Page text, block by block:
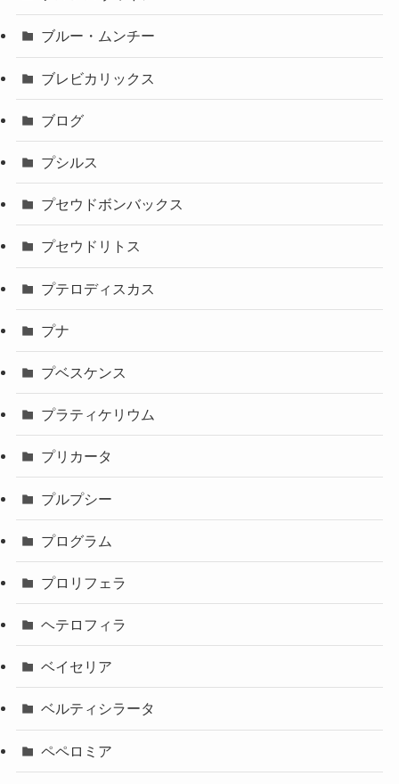
ブルー・ムンチー
ブレビカリックス
ブログ
プシルス
プセウドボンバックス
プセウドリトス
プテロディスカス
プナ
プベスケンス
プラティケリウム
プリカータ
プルプシー
プログラム
プロリフェラ
ヘテロフィラ
ベイセリア
ベルティシラータ
ペペロミア